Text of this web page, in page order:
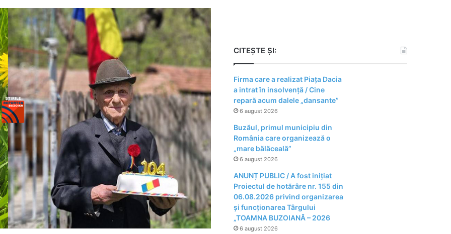
CITEȘTE ȘI:
Firma care a realizat Piața Dacia
a intrat în insolvență / Cine
repară acum dalele „dansante”
6 august 2026
Buzăul, primul municipiu din
România care organizează o
„mare bălăceală”
6 august 2026
ANUNȚ PUBLIC / A fost inițiat
Proiectul de hotărâre nr. 155 din
06.08.2026 privind organizarea
şi funcţionarea Târgului
„TOAMNA BUZOIANĂ – 2026
6 august 2026